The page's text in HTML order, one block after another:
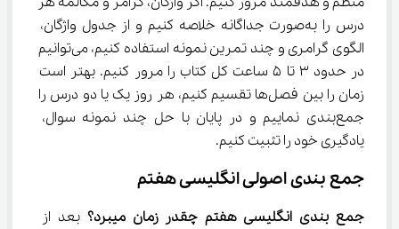
درس را به‌صورت جداگانه خلاصه کنیم و از جدول واژگان،
الگوی گرامری و چند تمرین نمونه استفاده کنیم، می‌توانیم
در حدود ۳ تا ۵ ساعت کل کتاب را مرور کنیم. بهتر است
زمان را بین فصل‌ها تقسیم کنیم، هر روز یک یا دو درس را
جمع‌بندی نماییم و در پایان با حل چند نمونه سوال،
یادگیری خود را تثبیت کنیم.
جمع‌ بندی اصولی انگلیسی هفتم
جمع بندی انگلیسی هفتم چقدر زمان میبرد؟ بعد از